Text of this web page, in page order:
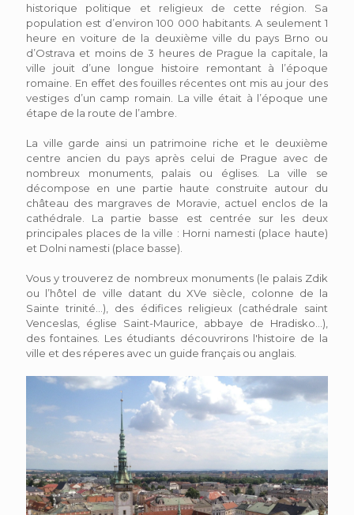
historique politique et religieux de cette région. Sa
population est d’environ 100 000 habitants. A seulement 1
heure en voiture de la deuxième ville du pays Brno ou
d’Ostrava et moins de 3 heures de Prague la capitale, la
ville jouit d’une longue histoire remontant à l’époque
romaine. En effet des fouilles récentes ont mis au jour des
vestiges d’un camp romain. La ville était à l’époque une
étape de la route de l’ambre.
La ville garde ainsi un patrimoine riche et le deuxième
centre ancien du pays après celui de Prague avec de
nombreux monuments, palais ou églises. La ville se
décompose en une partie haute construite autour du
château des margraves de Moravie, actuel enclos de la
cathédrale. La partie basse est centrée sur les deux
principales places de la ville : Horni namesti (place haute)
et Dolni namesti (place basse).
Vous y trouverez de nombreux monuments (le palais Zdik
ou l’hôtel de ville datant du XVe siècle, colonne de la
Sainte trinité...), des édifices religieux (cathédrale saint
Venceslas, église Saint-Maurice, abbaye de Hradisko...),
des fontaines. Les étudiants découvrirons l'histoire de la
ville et des réperes avec un guide français ou anglais.